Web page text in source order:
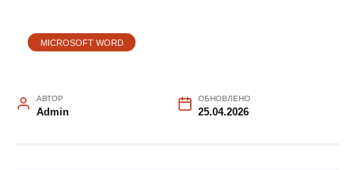
MICROSOFT WORD
АВТОР
Admin
ОБНОВЛЕНО
25.04.2026